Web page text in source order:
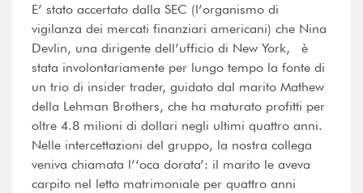
E’ stato accertato dalla SEC (l’organismo di
vigilanza dei mercati finanziari americani) che Nina
Devlin, una dirigente dell’ufficio di New York, è
stata involontariamente per lungo tempo la fonte di
un trio di insider trader, guidato dal marito Mathew
della Lehman Brothers, che ha maturato profitti per
oltre 4.8 milioni di dollari negli ultimi quattro anni.
Nelle intercettazioni del gruppo, la nostra collega
veniva chiamata l’‘oca dorata’: il marito le aveva
carpito nel letto matrimoniale per quattro anni